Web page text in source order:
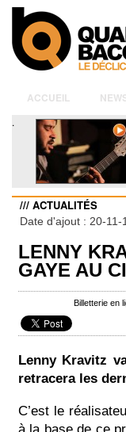
ACCUEIL
.
/// ACTUALITÉS
Date d'ajout : 20-11-
LENNY
GAYE AU
Billetterie en
Lenny Kravitz
retracera les
C’est le
à la base de ce